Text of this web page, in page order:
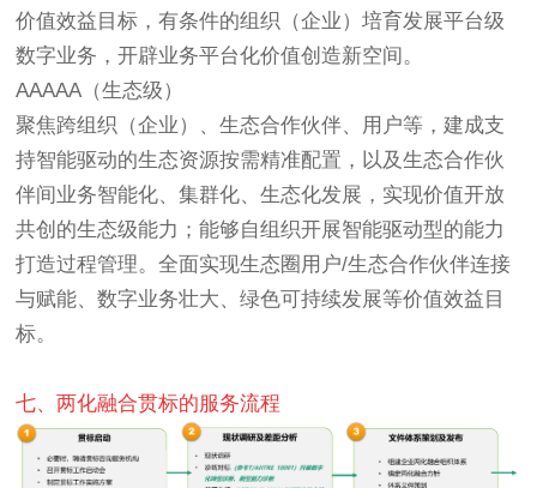
价值效益目标，有条件的组织（企业）培育发展平台级
数字业务，开辟业务平台化价值创造新空间。
AAAAA（生态级）
聚焦跨组织（企业）、生态合作伙伴、用户等，建成支
持智能驱动的生态资源按需精准配置，以及生态合作伙
伴间业务智能化、集群化、生态化发展，实现价值开放
共创的生态级能力；能够自组织开展智能驱动型的能力
打造过程管理。全面实现生态圈用户/生态合作伙伴连接
与赋能、数字业务壮大、绿色可持续发展等价值效益目
标。
七、两化融合贯标的服务流程